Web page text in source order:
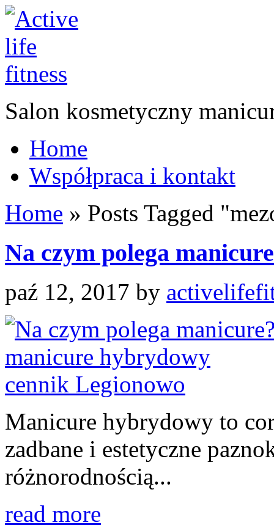
Salon kosmetyczny
Home
Współpraca i kontakt
Home » Posts Tagged "
Na czym polega
paź 12, 2017 by
Manicure hybrydowy to
zadbane i estetyczne
różnorodnością...
read more